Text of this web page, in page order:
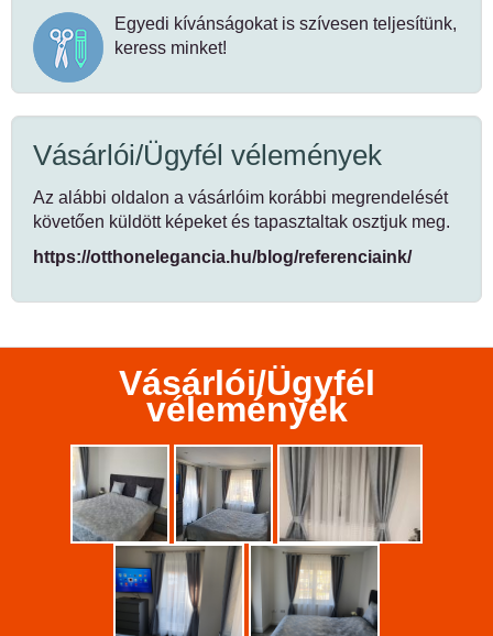
Egyedi kívánságokat is szívesen teljesítünk,
keress minket!
Vásárlói/Ügyfél vélemények
Az alábbi oldalon a vásárlóim korábbi megrendelését
követően küldött képeket és tapasztaltak osztjuk meg.
https://otthonelegancia.hu/blog/referenciaink/
Vásárlói/Ügyfél
vélemények